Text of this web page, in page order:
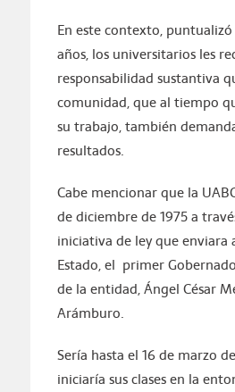
En este contexto,
años, los universitarios les
responsabilidad sustantiva
comunidad, que al tiempo
su trabajo, también
resultados.
Cabe mencionar que la
de diciembre de 1975 a
iniciativa de ley que enviara
Estado, el primer
de la entidad, Ángel César
Arámburo.
Sería hasta el 16 de marzo
iniciaría sus clases en la